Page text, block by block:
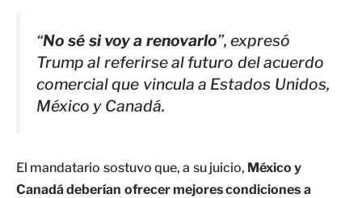
“No sé si voy a renovarlo”, expresó
Trump al referirse al futuro del acuerdo
comercial que vincula a Estados Unidos,
México y Canadá.
El mandatario sostuvo que, a su juicio, México y
Canadá deberían ofrecer mejores condiciones a